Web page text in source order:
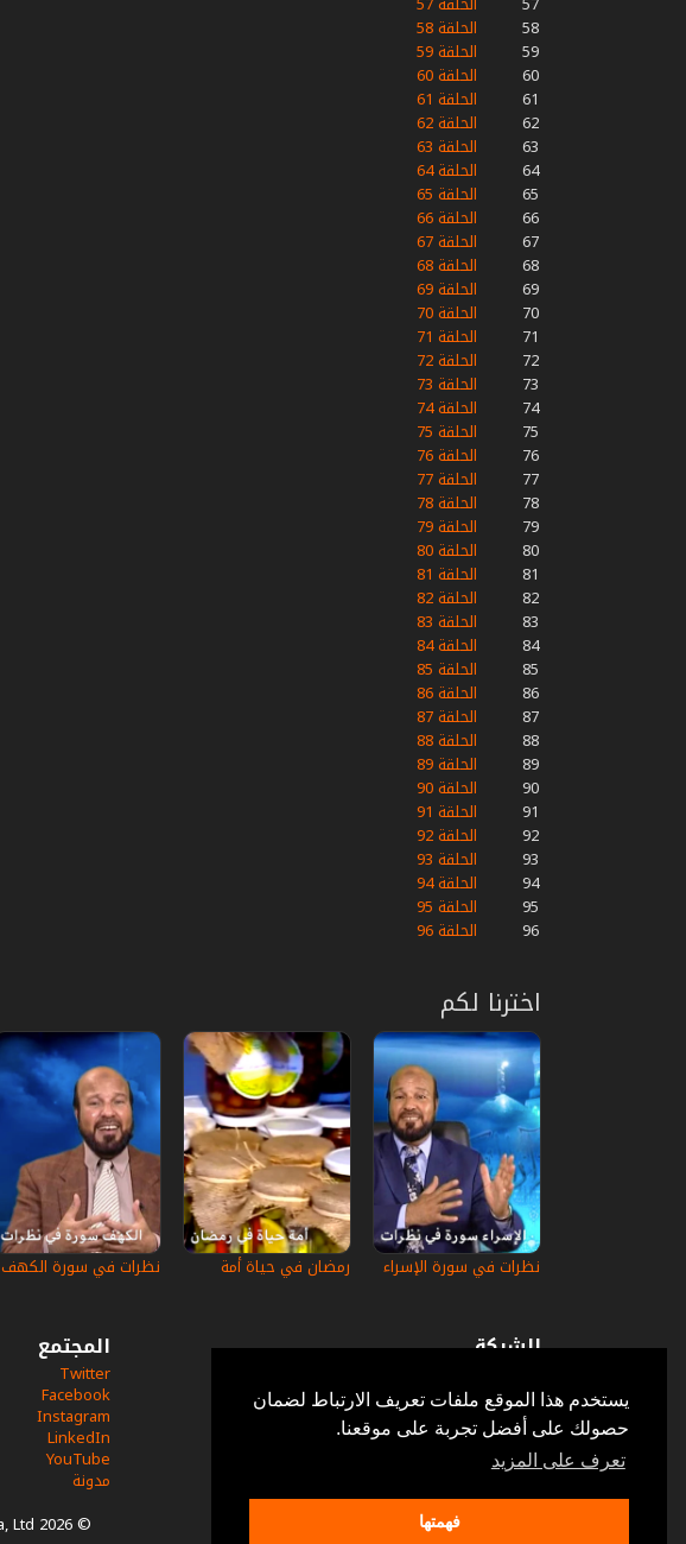
يستخدم هذا الموقع ملفات تعريف الارتباط لضمان
حصولك على أفضل تجربة على موقعنا.
تعرف على المزيد
فهمتها
58
الحلقة 58
59
الحلقة 59
60
الحلقة 60
61
الحلقة 61
62
الحلقة 62
63
الحلقة 63
64
الحلقة 64
65
الحلقة 65
66
الحلقة 66
67
الحلقة 67
68
الحلقة 68
69
الحلقة 69
70
الحلقة 70
71
الحلقة 71
72
الحلقة 72
73
الحلقة 73
74
الحلقة 74
75
الحلقة 75
76
الحلقة 76
77
الحلقة 77
78
الحلقة 78
79
الحلقة 79
80
الحلقة 80
81
الحلقة 81
82
الحلقة 82
83
الحلقة 83
84
الحلقة 84
85
الحلقة 85
86
الحلقة 86
87
الحلقة 87
88
الحلقة 88
89
الحلقة 89
90
الحلقة 90
91
الحلقة 91
92
الحلقة 92
93
الحلقة 93
94
الحلقة 94
95
الحلقة 95
96
الحلقة 96
اخترنا لكم
نظرات في سورة الإسراء رمضان في حياة أمة نظرات في سورة الكهف
الشركة
أسئلة وأجوبة
في الإعلام
خدمة الزبائن
إتصل بنا
المجتمع
Twitter
Facebook
Instagram
LinkedIn
YouTube
مدونة
© 2026 Istikana, Ltd